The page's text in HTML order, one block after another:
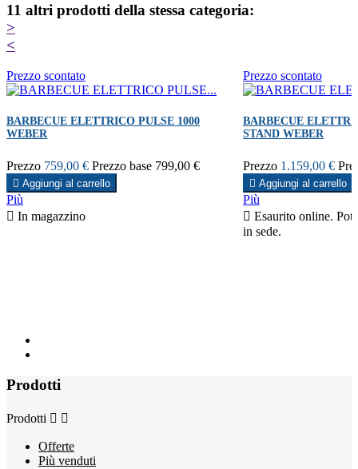
11 altri prodotti della stessa categoria:
>
<
Prezzo scontato
BARBECUE ELETTRICO PULSE 1000
WEBER
Prezzo 759,00 € Prezzo base 799,00 €
 Aggiungi al carrello
Più
 In magazzino
Prezzo scontato
BARBECUE
STAND WEBER
Prezzo 1.159,00 €
 Aggiungi al carrello
Più
 Esaurito online.
in sede.
Prodotti
Prodotti  
Offerte
Più venduti